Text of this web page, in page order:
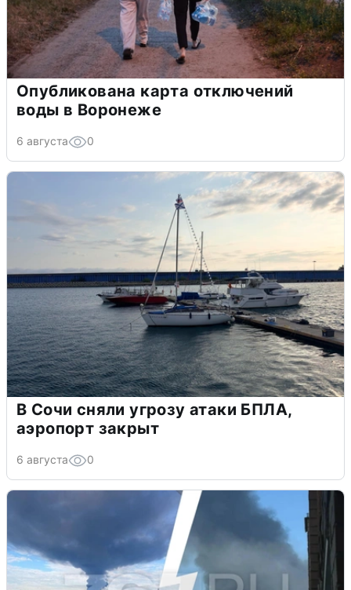
Опубликована карта отключений
воды в Воронеже
6 августа 0
В Сочи сняли угрозу атаки БПЛА,
аэропорт закрыт
6 августа 0